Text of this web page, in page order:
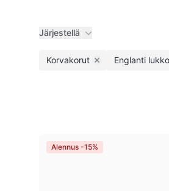
Järjestellä
Korvakorut Remove filter
Englanti lukko
Alennus -15%